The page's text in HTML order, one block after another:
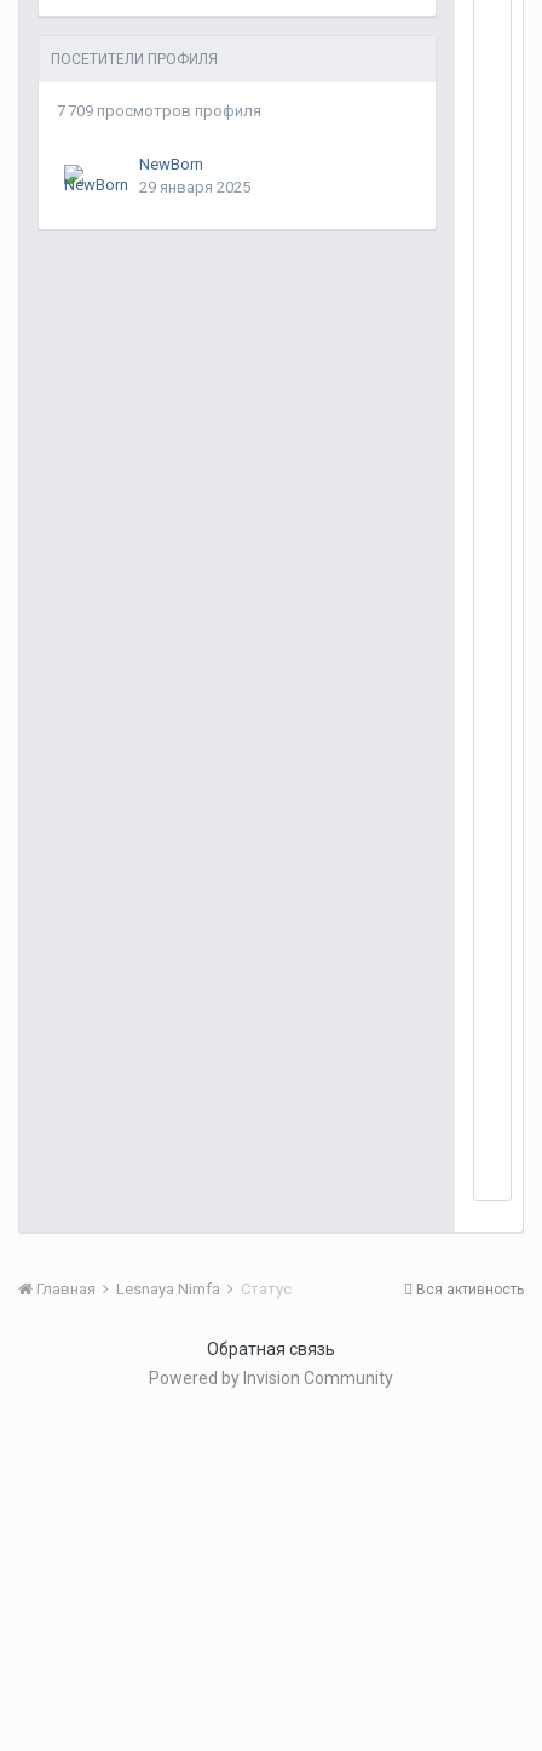
ПОСЕТИТЕЛИ ПРОФИЛЯ
7 709 просмотров профиля
NewBorn
29 января 2025
Вся активность
Главная Lesnaya Nimfa Статус
Обратная связь
Powered by Invision Community